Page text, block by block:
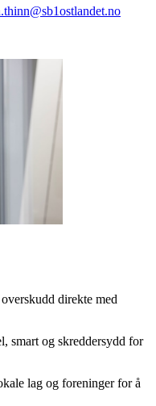
direkte med
smart og skreddersydd for
lag og foreninger for å